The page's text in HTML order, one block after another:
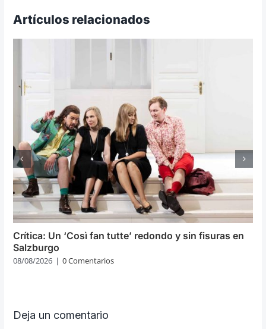
Artículos relacionados
Crítica: Un ‘Così fan tutte’ redondo y sin fisuras en
Salzburgo
08/08/2026 | 0 Comentarios
Deja un comentario